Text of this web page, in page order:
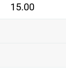
15.00